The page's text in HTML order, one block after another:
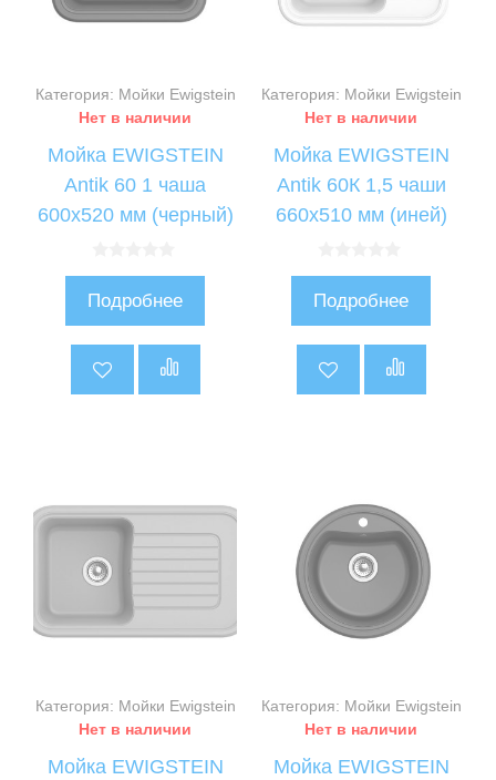
Категория: Мойки Ewigstein
Нет в наличии
Мойка EWIGSTEIN
Antik 60 1 чаша
600х520 мм (черный)
0
з
Подробнее
Категория: Мойки Ewigstein
Нет в наличии
Мойка EWIGSTEIN
Antik 60К 1,5 чаши
660х510 мм (иней)
0
з
Подробнее
Категория: Мойки Ewigstein
Нет в наличии
Мойка EWIGSTEIN
Категория: Мойки Ewigstein
Нет в наличии
Мойка EWIGSTEIN